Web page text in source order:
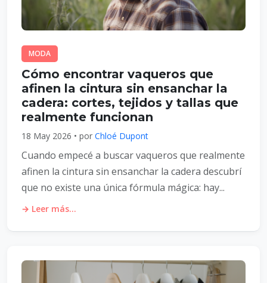
MODA
Cómo encontrar vaqueros que
afinen la cintura sin ensanchar la
cadera: cortes, tejidos y tallas que
realmente funcionan
18 May 2026 • por Chloé Dupont
Cuando empecé a buscar vaqueros que realmente
afinen la cintura sin ensanchar la cadera descubrí
que no existe una única fórmula mágica: hay...
→ Leer más...